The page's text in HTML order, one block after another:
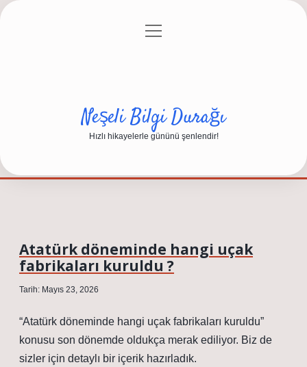
Gizlilik Politikası
menüyü
Neşeli Bilgi Durağı
Hızlı hikayelerle gününü şenlendir!
Atatürk döneminde hangi uçak
fabrikaları kuruldu ?
Tarih: Mayıs 23, 2026
“Atatürk döneminde hangi uçak fabrikaları kuruldu”
konusu son dönemde oldukça merak ediliyor. Biz de
sizler için detaylı bir içerik hazırladık.